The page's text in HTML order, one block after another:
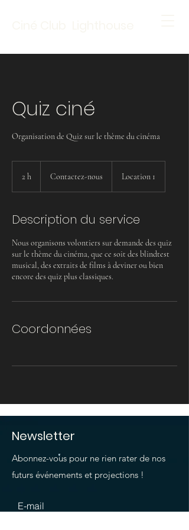
Quiz ciné
Organisation de Quiz sur le thème du cinéma
2 h Contactez-nous Location 1
Description du service
Nous organisons volontiers sur demande des quiz
sur le thème du cinéma, que ce soit des blindtest
musical, des extraits de films à deviner ou bien
encore des quiz plus classiques.
Coordonnées
Newsletter
Abonnez-vous pour ne rien rater de nos
futurs événements et projections !
E-mail